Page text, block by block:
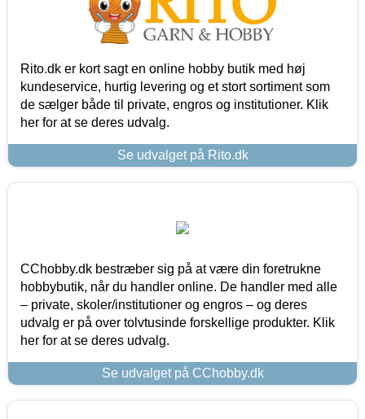
Rito.dk er kort sagt en online hobby butik med høj
kundeservice, hurtig levering og et stort sortiment som
de sælger både til private, engros og institutioner. Klik
her for at se deres udvalg.
Se udvalget på Rito.dk
CChobby.dk bestræber sig på at være din foretrukne
hobbybutik, når du handler online. De handler med alle
– private, skoler/institutioner og engros – og deres
udvalg er på over tolvtusinde forskellige produkter. Klik
her for at se deres udvalg.
Se udvalget på CChobby.dk